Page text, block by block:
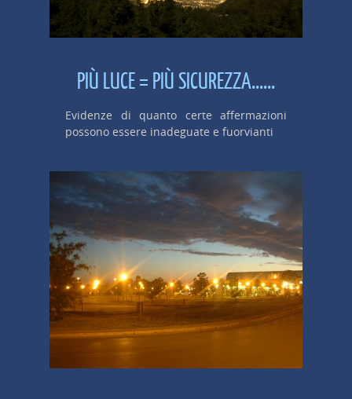
PIÙ LUCE = PIÙ SICUREZZA......
Evidenze di quanto certe affermazioni
possono essere inadeguate e fuorvianti